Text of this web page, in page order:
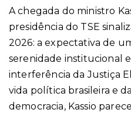
A chegada do ministro
presidência do TSE
2026: a expectativa de
serenidade institucional
interferência da Justiça
vida política brasileira e
democracia, Kassio